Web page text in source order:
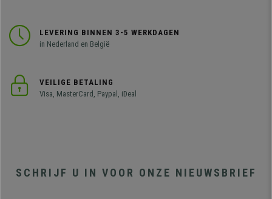
LEVERING BINNEN 3-5 WERKDAGEN
in Nederland en België
VEILIGE BETALING
Visa, MasterCard, Paypal, iDeal
SCHRIJF U IN VOOR ONZE NIEUWSBRIEF